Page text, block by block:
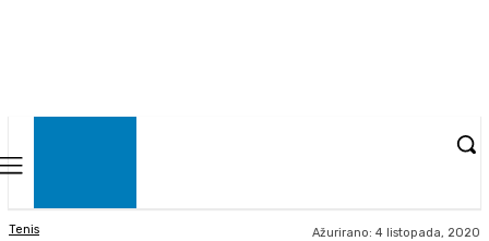
Tenis Ažurirano: 4 listopada, 2020